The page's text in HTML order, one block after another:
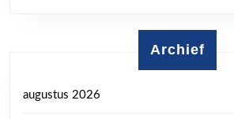
Archief
augustus 2026